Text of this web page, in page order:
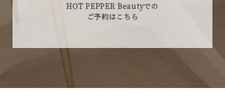
HOT PEPPER Beautyでの
ご予約はこちら